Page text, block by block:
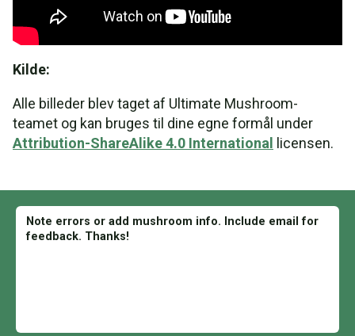
Kilde:
Alle billeder blev taget af Ultimate Mushroom-
teamet og kan bruges til dine egne formål under
Attribution-ShareAlike 4.0 International
licensen.